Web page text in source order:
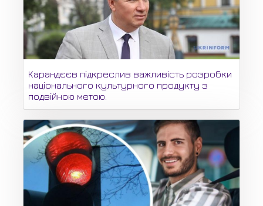
Карандєєв підкреслив важливість розробки
національного культурного продукту з
подвійною метою.